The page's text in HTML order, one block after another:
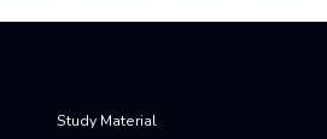
Study Material